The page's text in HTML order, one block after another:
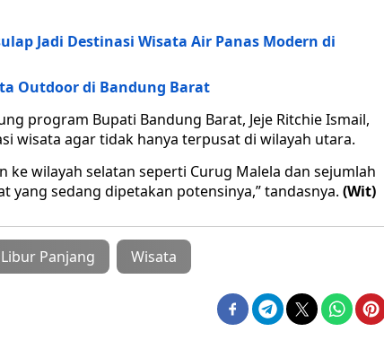
Jadi Destinasi Wisata Air Panas Modern di
Outdoor di Bandung Barat
program Bupati Bandung Barat, Jeje Ritchie Ismail,
wisata agar tidak hanya terpusat di wilayah utara.
ke wilayah selatan seperti Curug Malela dan sejumlah
yang sedang dipetakan potensinya,” tandasnya. (Wit)
Libur Panjang Wisata